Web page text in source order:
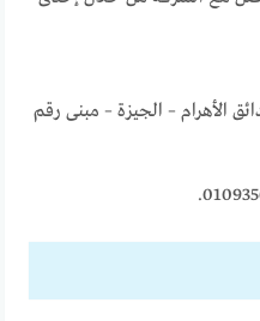
الأهرام – الجيزة – مبنى رقم